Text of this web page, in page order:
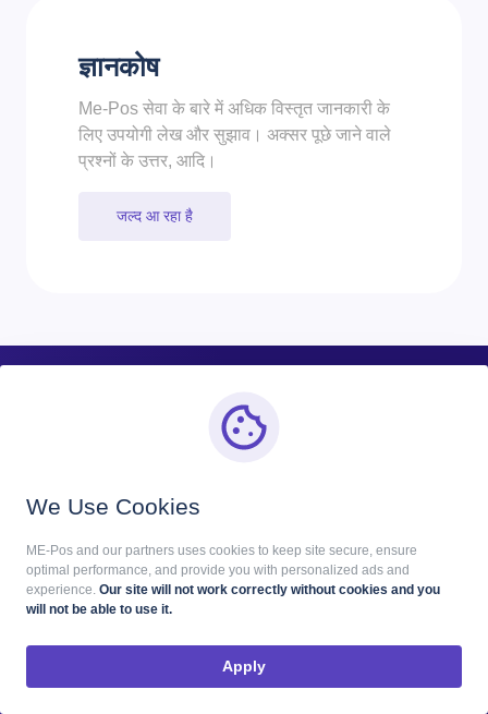
ज्ञानकोष
Me-Pos सेवा के बारे में अधिक विस्तृत जानकारी के
लिए उपयोगी लेख और सुझाव। अक्सर पूछे जाने वाले
प्रश्नों के उत्तर, आदि।
जल्द आ रहा है
हम एक दोस्ताना टीम हैं जो लगातार अपने कौशल और उत्पादों में सुधार करती
जीवन में लाते हैं।
We Use Cookies
ME-Pos and our partners uses cookies to keep site secure, ensure
optimal performance, and provide you with personalized ads and
experience. Our site will not work correctly without cookies and you
will not be able to use it.
Apply